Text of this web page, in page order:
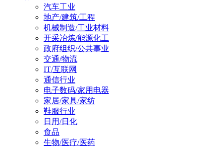
汽车工业
地产/建筑/工程
机械制造/工业材料
开采冶炼/能源化工
政府组织/公共事业
交通/物流
IT/互联网
通信行业
电子数码/家用电器
家居/家具/家纺
鞋服行业
日用/日化
食品
生物/医疗/医药